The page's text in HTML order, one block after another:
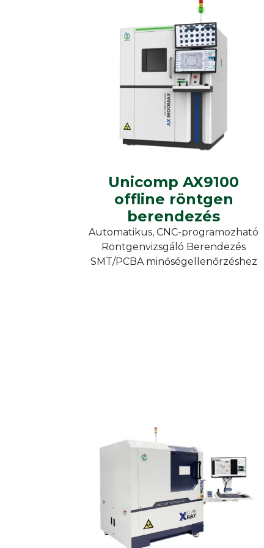
Curing ovens
Heat chambers
Unicomp
Offline X-ray
Unicomp AX9100 offline
röntgen berendezés
Unicomp AX9100
offline röntgen
berendezés
Automatikus, CNC-programozható
Röntgenvizsgáló Berendezés
SMT/PCBA minőségellenőrzéshez
Unicomp
Offline X-ray
Unicomp AX7900 offline
röntgen berendezés